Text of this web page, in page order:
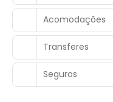
Acomodações
Transferes
Seguros